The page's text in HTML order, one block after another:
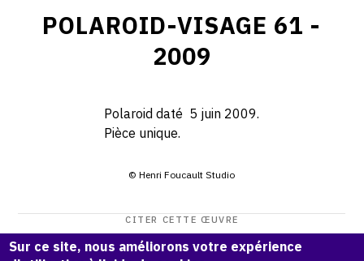
POLAROID-VISAGE 61 -
2009
Polaroid daté 5 juin 2009.
Pièce unique.
© Henri Foucault Studio
CITER CETTE ŒUVRE
Henri Foucault,Polaroid-visage 61 - 2009.
Sur ce site, nous améliorons votre expérience